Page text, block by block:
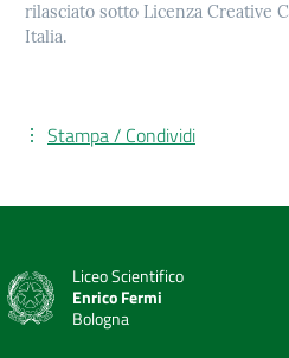
rilasciato sotto Licenza Creative
Italia.
Stampa / Condividi
Liceo Scientifico
Enrico Fermi
Bologna